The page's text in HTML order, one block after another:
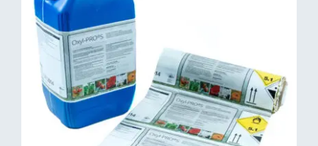
2. Auswirkungen
auf Ihre
Betriebsabläufe
Die Auswirkungen auf die Verpackungsindustrie